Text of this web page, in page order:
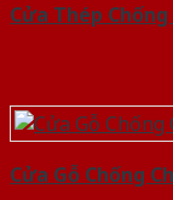
Cửa Thép
Cửa Gỗ Chống